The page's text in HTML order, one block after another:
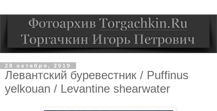
28 октября, 2019
Левантский буревестник / Puffinus
yelkouan / Levantine shearwater